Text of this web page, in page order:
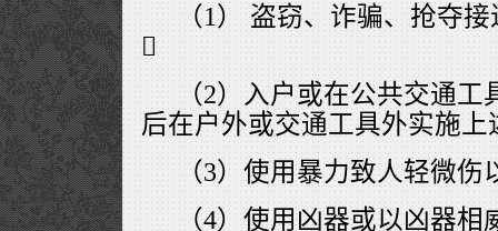
（1） 盗窃、诈骗、抢夺

（2）入户或在公共交通工
后在户外或交通工具外实施上
（3）使用暴力致人轻微伤
（4）使用凶器或以凶器相